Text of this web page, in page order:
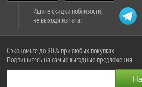
Ищите скидки поблизости,
не выходя из чата:
Сэкономьте до 90% при любых покупках
Подпишитесь на самые выгодные предложения